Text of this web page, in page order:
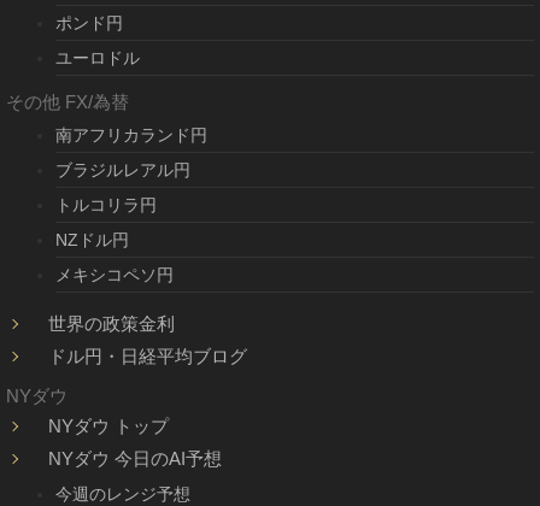
ポンド円
ユーロドル
その他 FX/為替
南アフリカランド円
ブラジルレアル円
トルコリラ円
NZドル円
メキシコペソ円
世界の政策金利
ドル円・日経平均ブログ
NYダウ
NYダウ トップ
NYダウ 今日のAI予想
今週のレンジ予想